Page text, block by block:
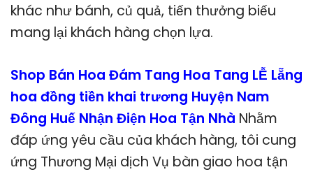
khác như bánh, củ quả, tiến thưởng biếu
mang lại khách hàng chọn lựa.
Shop Bán Hoa Đám Tang Hoa Tang LỄ Lẵng
hoa đồng tiền khai trương Huyện Nam
Đông Huế Nhận Điện Hoa Tận Nhà Nhằm
đáp ứng yêu cầu của khách hàng, tôi cung
ứng Thương Mại dịch Vụ bàn giao hoa tận